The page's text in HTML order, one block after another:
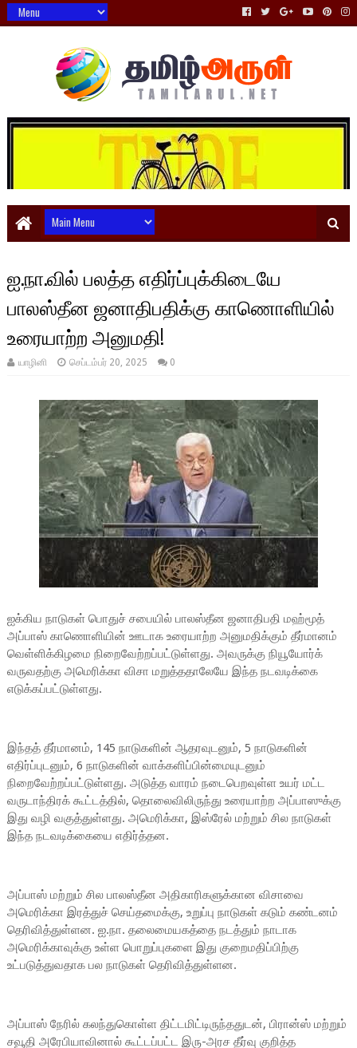
ஐ.நா.வில் பலத்த எதிர்ப்புக்கிடையே
பாலஸ்தீன ஜனாதிபதிக்கு காணொளியில்
உரையாற்ற அனுமதி!
யாழினி செப்டம்பர் 20, 2025 0
ஐக்கிய நாடுகள் பொதுச் சபையில்பாலஸ்தீன ஜனாதிபதி மஹ்மூத்
அப்பாஸ் காணொளியின் ஊடாக உரையாற்ற அனுமதிக்கும் தீர்மானம்
வெள்ளிக்கிழமை நிறைவேற்றப்பட்டுள்ளது. அவருக்கு நியூயோர்க்
வருவதற்கு அமெரிக்கா விசா மறுத்ததாலேயே இந்த நடவடிக்கை
எடுக்கப்பட்டுள்ளது.
​இந்தத் தீர்மானம், 145 நாடுகளின் ஆதரவுடனும், 5 நாடுகளின்
எதிர்ப்புடனும், 6 நாடுகளின் வாக்களிப்பின்மையுடனும்
நிறைவேற்றப்பட்டுள்ளது. அடுத்த வாரம் நடைபெறவுள்ள உயர் மட்ட
வருடாந்திரக் கூட்டத்தில், தொலைவிலிருந்து உரையாற்ற அப்பாஸுக்கு
இது வழி வகுத்துள்ளது. அமெரிக்கா, இஸ்ரேல் மற்றும் சில நாடுகள்
இந்த நடவடிக்கையை எதிர்த்தன.
​அப்பாஸ் மற்றும் சில பாலஸ்தீன அதிகாரிகளுக்கான விசாவை
அமெரிக்கா இரத்துச் செய்தமைக்கு, உறுப்பு நாடுகள் கடும் கண்டனம்
தெரிவித்துள்ளன. ஐ.நா. தலைமையகத்தை நடத்தும் நாடாக
அமெரிக்காவுக்கு உள்ள பொறுப்புகளை இது குறைமதிப்பிற்கு
உட்படுத்துவதாக பல நாடுகள் தெரிவித்துள்ளன.
​அப்பாஸ் நேரில் கலந்துகொள்ள திட்டமிட்டிருந்ததுடன், பிரான்ஸ் மற்றும்
சவூதி அரேபியாவினால் கூட்டப்பட்ட இரு-அரச தீர்வு குறித்த